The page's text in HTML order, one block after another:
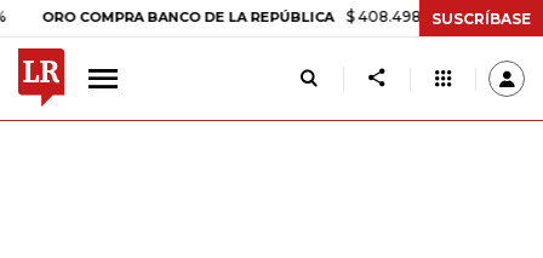
COMPRA BANCO DE LA REPÚBLICA $ 408.498,97 +$ 8.753,81 +2,19%
SUSCRÍBASE